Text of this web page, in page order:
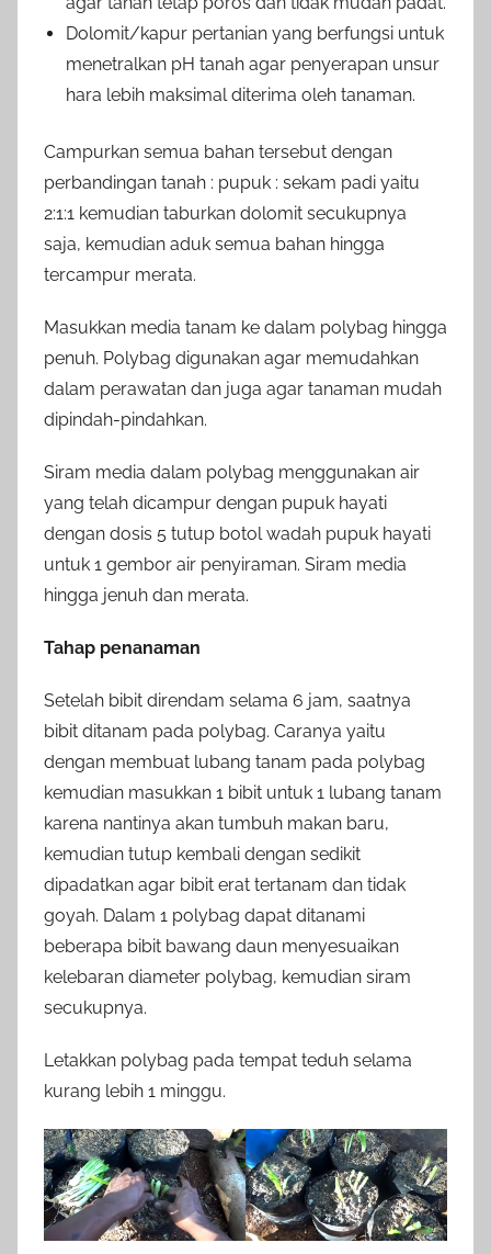
Dolomit/kapur pertanian yang berfungsi untuk
menetralkan pH tanah agar penyerapan unsur
hara lebih maksimal diterima oleh tanaman.
Campurkan semua bahan tersebut dengan
perbandingan tanah : pupuk : sekam padi yaitu
2:1:1 kemudian taburkan dolomit secukupnya
saja, kemudian aduk semua bahan hingga
tercampur merata.
Masukkan media tanam ke dalam polybag hingga
penuh. Polybag digunakan agar memudahkan
dalam perawatan dan juga agar tanaman mudah
dipindah-pindahkan.
Siram media dalam polybag menggunakan air
yang telah dicampur dengan pupuk hayati
dengan dosis 5 tutup botol wadah pupuk hayati
untuk 1 gembor air penyiraman. Siram media
hingga jenuh dan merata.
Tahap penanaman
Setelah bibit direndam selama 6 jam, saatnya
bibit ditanam pada polybag. Caranya yaitu
dengan membuat lubang tanam pada polybag
kemudian masukkan 1 bibit untuk 1 lubang tanam
karena nantinya akan tumbuh makan baru,
kemudian tutup kembali dengan sedikit
dipadatkan agar bibit erat tertanam dan tidak
goyah. Dalam 1 polybag dapat ditanami
beberapa bibit bawang daun menyesuaikan
kelebaran diameter polybag, kemudian siram
secukupnya.
Letakkan polybag pada tempat teduh selama
kurang lebih 1 minggu.